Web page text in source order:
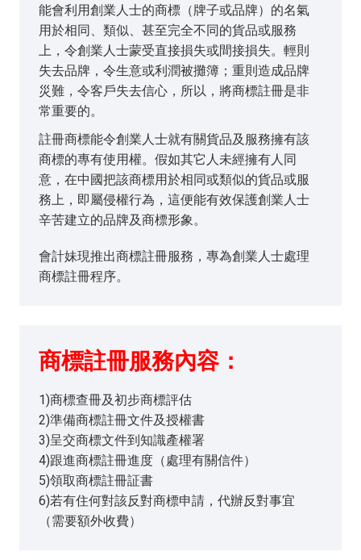
能會利用創業人士的商標（牌子或品牌）的名氣
用於相同、類似、甚至完全不同的貨品或服務
上，令創業人士蒙受直接損失或間接損失。輕則
失去品牌，令生意或利潤被攤簿；重則造成品牌
災難，令客戶失去信心，所以，將商標註冊是非
常重要的。
註冊商標能令創業人士就有關貨品及服務擁有該
商標的專有使用權。假如其它人未經擁有人同
意，在中國把該商標用於相同或類似的貨品或服
務上，即屬侵權行為，這便能有效保護創業人士
辛苦建立的品牌及商標形象。
會計妹現推出商標註冊服務，專為創業人士處理
商標註冊程序。
商標註冊服務內容：
1)商標查冊及初步商標評估
2)準備商標註冊文件及授權書
3)呈交商標文件到知識產權署
4)跟進商標註冊進度（處理有關信件）
5)領取商標註冊証書
6)若有住何對該反對商標申請，代辦反對事宜
（需要額外收費）